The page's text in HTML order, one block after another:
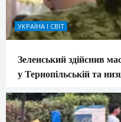
УКРАЇНА І СВІТ
Зеленський здійснив
у Тернопільській та